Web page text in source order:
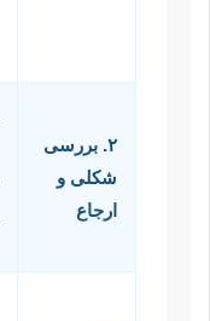
۲. بررسی
شکلی و
ارجاع